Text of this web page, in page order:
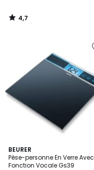
4,7
/
BEURER
Pèse-personne En Verre Avec
Fonction Vocale Gs39